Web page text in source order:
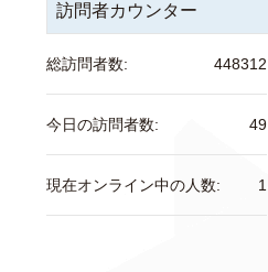
訪問者カウンター
448312
総訪問者数:
49
今日の訪問者数:
1
現在オンライン中の人数: